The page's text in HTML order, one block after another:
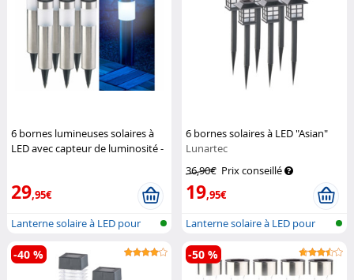
6 bornes lumineuses solaires à
LED avec capteur de luminosité -
29,95€
Lanterne solaire à LED pour
l'extér...
6 bornes solaires à LED "Asian"
Lunartec
36,90€ Prix conseillé
19,95€
Lanterne solaire à LED pour
l'extér...
-40 % -50 %